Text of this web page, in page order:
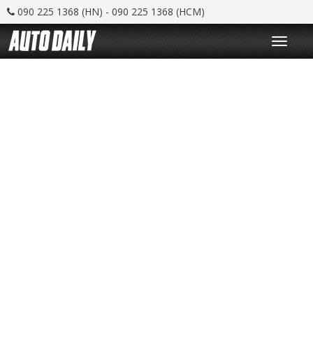
090 225 1368 (HN) - 090 225 1368 (HCM)
T
o
g